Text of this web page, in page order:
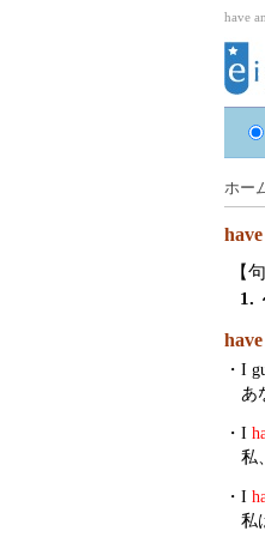
have
ホー
【
1.
・ I
あ
・ I
私
・ I
私